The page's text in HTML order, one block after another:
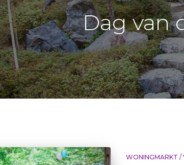
Dag van
WONINGMARKT /